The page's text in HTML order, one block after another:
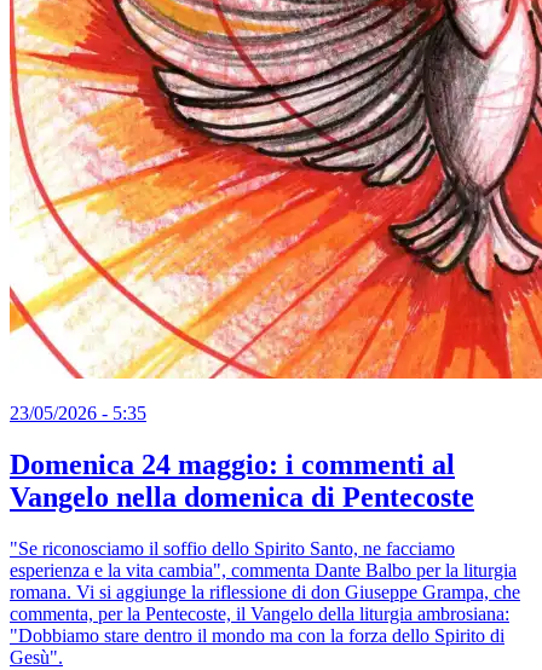
23/05/2026 - 5:35
Domenica 24 maggio: i commenti al
Vangelo nella domenica di Pentecoste
"Se riconosciamo il soffio dello Spirito Santo, ne facciamo
esperienza e la vita cambia", commenta Dante Balbo per la liturgia
romana. Vi si aggiunge la riflessione di don Giuseppe Grampa, che
commenta, per la Pentecoste, il Vangelo della liturgia ambrosiana:
"Dobbiamo stare dentro il mondo ma con la forza dello Spirito di
Gesù".